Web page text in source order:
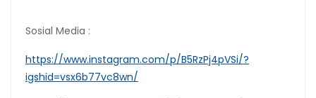
Sosial Media :
https://www.instagram.com/p/B5RzPj4pVSi/?
igshid=vsx6b77vc8wn/